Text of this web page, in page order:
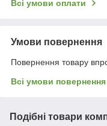
Всі умови оплати
Умови повернення
Повернення товару
Всі умови повернення
Подібні товари